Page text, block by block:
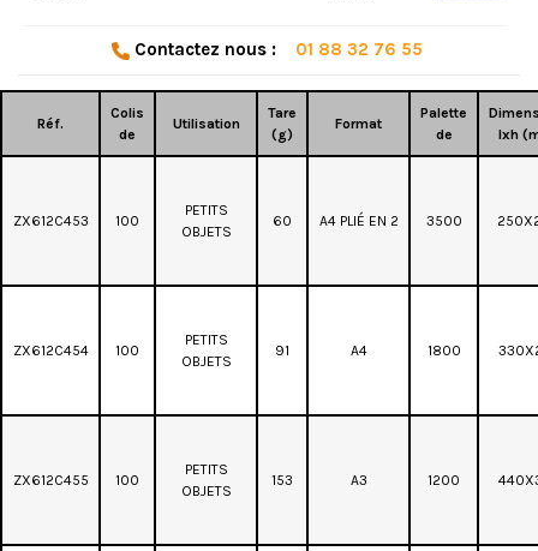
Contactez nous : 01 88 32 76 55
Réf.
Colis
de
Utilisation
Tare
(g)
Format
Palette
de
lxh
ZX612C453 100
PETITS
OBJETS
60 A4 PLIÉ EN 2 3500
ZX612C454 100
PETITS
OBJETS
91 A4 1800
ZX612C455 100
PETITS
OBJETS
153 A3 1200